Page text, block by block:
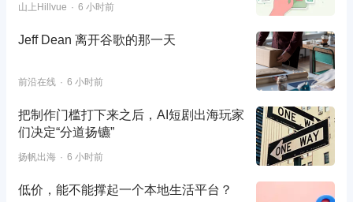
山上Hillvue 6 小时前
Jeff Dean 离开谷歌的那一天
前沿在线 6 小时前
把制作门槛打下来之后，AI短剧出海玩家
们决定“分道扬镳”
扬帆出海 6 小时前
低价，能不能撑起一个本地生活平台？